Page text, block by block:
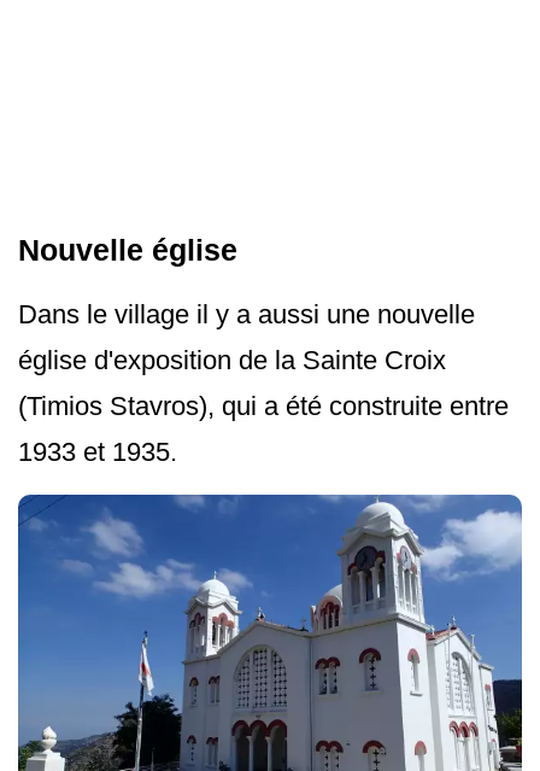
Nouvelle église
Dans le village il y a aussi une nouvelle
église d'exposition de la Sainte Croix
(Timios Stavros), qui a été construite entre
1933 et 1935.